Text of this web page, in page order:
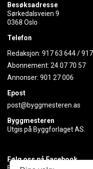
Besøksadresse
Sørkedalsveien 9
0368 Oslo
Telefon
Redaksjon: 917 63 644/
Abonnement: 24 07 70 57
Annonser: 901 27 006
Epost
post@byggmesteren.as
Byggmesteren
Utgis på Byggforlaget AS.
Følg oss på Facebook